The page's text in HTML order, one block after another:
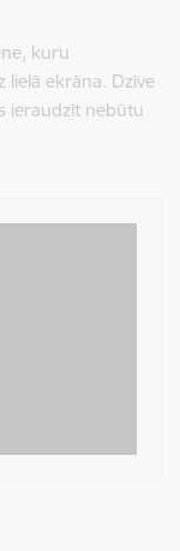
kuru
lielā ekrāna. Dzīve
ieraudzīt nebūtu